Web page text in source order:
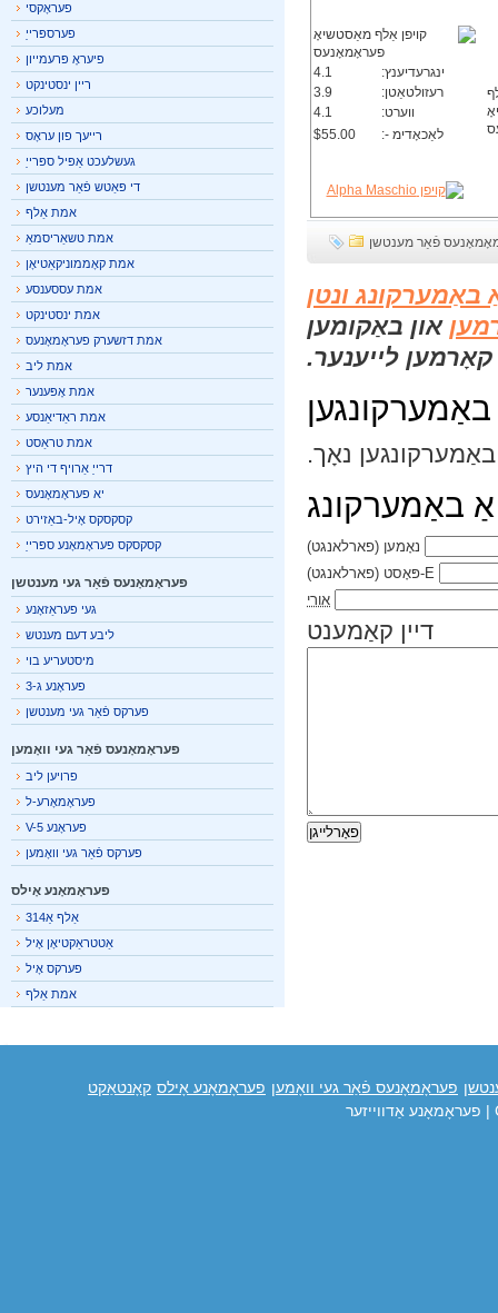
ינגרעדיענץ:
4.1
רעזולטאַטן:
3.9
ווערט:
4.1
לאַכאָדימ -:
$55.00
פֿאַר מענטשן
ונטן
און באַקומען
לייענער.
נאָך.
באַמערקונג
נאָמען(פארלאנגט)
(פארלאנגט)
אורי
דיין קאַמענט
פעראָקסי
פערספּרייַ
פיעראָ פּרעמייון
ריין ינסטינקט
מעלוכע
רייעך פון עראָס
געשלעכט אַפּיל ספּרייַ
די פּאַטש פֿאַר מענטשן
אמת אַלף
אמת טשאַריסמאַ
אמת קאָממוניקאַטיאָן
אמת עססענסע
אמת ינסטינקט
אמת דזשערק פעראָמאָנעס
אמת ליב
אמת אָפּענער
אמת ראַדיאַנסע
אמת טראַסט
דרייַ אַרויף די היץ
יא פעראָמאָנעס
קסקסקס אָיל-באַזירט
קסקסקס פעראָמאָנע ספּרייַ
פעראָמאָנעס פֿאַר געי מענטשן
געי פעראַזאָנע
ליבע דעם מענטש
מיסטעריע בוי
פעראָנע ג-3
פערקס פֿאַר געי מענטשן
פעראָמאָנעס פֿאַר געי וואָמען
פרויען ליב
פעראָמאָרע-ל
פעראָנע V-5
פערקס פֿאַר געי וואָמען
פעראָמאָנע אָילס
אַלף אַ314
אַטטראַקטיאָן אָיל
פערקס אָיל
אמת אַלף
פעראָמאָנעס פֿאַר געי וואָמען פעראָמאָנע אָילס קאָנטאַקט
אַדווייזער